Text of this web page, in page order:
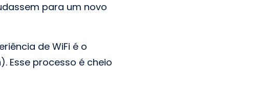
para um novo
de WiFi é o
Esse processo é cheio